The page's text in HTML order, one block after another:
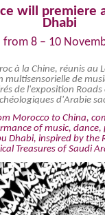
will premiere
Dhabi
from 8 – 10
à la Chine, réunis au
de
de l'exposition
d'Arabie
Morocco to China,
of music,
Dhabi, inspired by the
Treasures of Saudi